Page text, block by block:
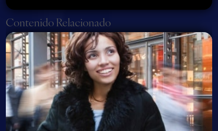
Contenido Relacionado